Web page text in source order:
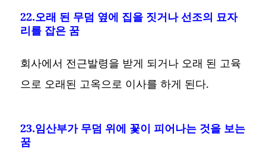
22.오래 된 무덤 옆에 집을 짓거나 선조의 묘자
리를 잡은 꿈
회사에서 전근발령을 받게 되거나 오래 된 고육
으로 오래된 고옥으로 이사를 하게 된다.
23.임산부가 무덤 위에 꽃이 피어나는 것을 보는
꿈